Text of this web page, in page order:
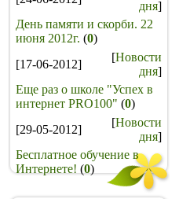
дня]
День памяти и скорби. 22
июня 2012г. (0)
[17-06-2012]
[Новости
дня]
Еще раз о школе "Успех в
интернет PRO100" (0)
[29-05-2012]
[Новости
дня]
Бесплатное обучение в
Интернете! (0)